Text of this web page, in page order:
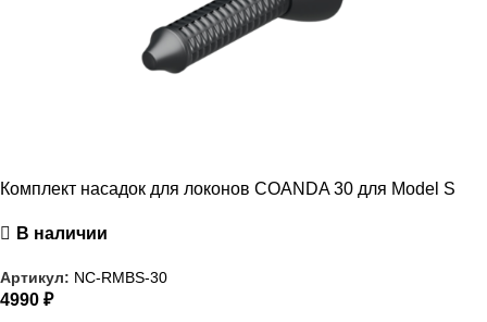
Комплект насадок для локонов COANDA 30 для Model S
В наличии
Артикул: NC-RMBS-30
4990 ₽